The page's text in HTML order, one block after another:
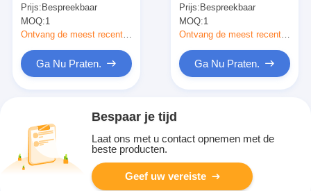
Farmaceutische
Poeder voor Garnalen
Prijs: Bespreekbaar
MOQ:1
Ontvang de meest recente Prijs
Ga Nu Praten.
Typepoeder in
Farmaceutische
Industrie
Prijs: Bespreekbaar
MOQ:1
Ontvang de meest recente Prijs
Ga Nu Praten.
Bespaar je tijd
Laat ons met u contact opnemen met de
beste producten.
Geef uw vereiste